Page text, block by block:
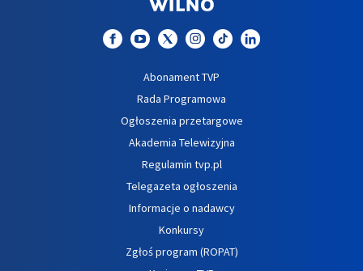
Abonament TVP
Rada Programowa
Ogłoszenia przetargowe
Akademia Telewizyjna
Regulamin tvp.pl
Telegazeta ogłoszenia
Informacje o nadawcy
Konkursy
Zgłoś program (ROPAT)